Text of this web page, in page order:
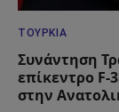
ΤΟΥΡΚΊΑ
Συνάντηση
επίκεντρο F-
στην